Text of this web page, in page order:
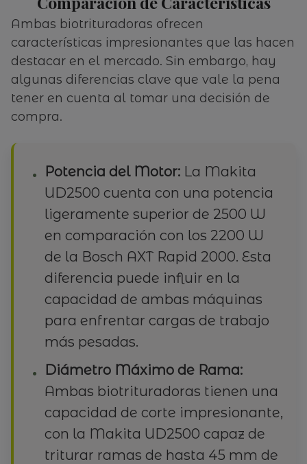
Ambas biotrituradoras ofrecen
características impresionantes que las hacen
destacar en el mercado. Sin embargo, hay
algunas diferencias clave que vale la pena
tener en cuenta al tomar una decisión de
compra.
Potencia del Motor: La Makita
UD2500 cuenta con una potencia
ligeramente superior de 2500 W
en comparación con los 2200 W
de la Bosch AXT Rapid 2000. Esta
diferencia puede influir en la
capacidad de ambas máquinas
para enfrentar cargas de trabajo
más pesadas.
Diámetro Máximo de Rama:
Ambas biotrituradoras tienen una
capacidad de corte impresionante,
con la Makita UD2500 capaz de
triturar ramas de hasta 45 mm de